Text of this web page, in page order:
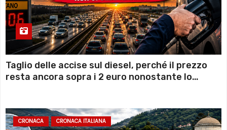
Taglio delle accise sul diesel, perché il prezzo
resta ancora sopra i 2 euro nonostante lo
CRONACA CRONACA ITALIANA